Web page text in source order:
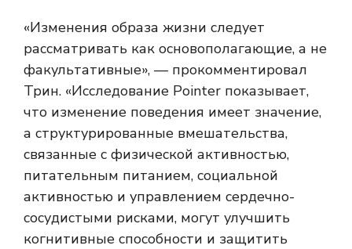
«Изменения образа жизни следует
рассматривать как основополагающие, а не
факультативные», — прокомментировал
Трин. «Исследование Pointer показывает,
что изменение поведения имеет значение,
а структурированные вмешательства,
связанные с физической активностью,
питательным питанием, социальной
активностью и управлением сердечно-
сосудистыми рисками, могут улучшить
когнитивные способности и защитить